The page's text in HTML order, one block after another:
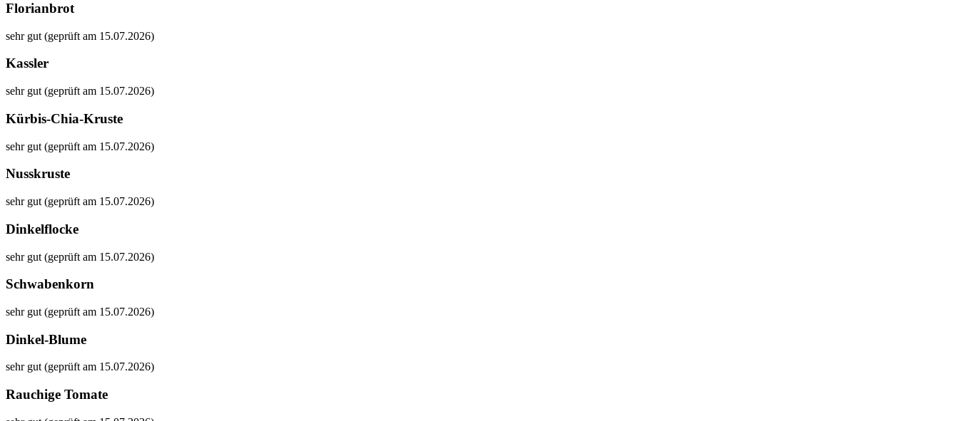
Florianbrot
sehr gut (geprüft am 15.07.2026)
Kassler
sehr gut (geprüft am 15.07.2026)
Kürbis-Chia-Kruste
sehr gut (geprüft am 15.07.2026)
Nusskruste
sehr gut (geprüft am 15.07.2026)
Dinkelflocke
sehr gut (geprüft am 15.07.2026)
Schwabenkorn
sehr gut (geprüft am 15.07.2026)
Dinkel-Blume
sehr gut (geprüft am 15.07.2026)
Rauchige Tomate